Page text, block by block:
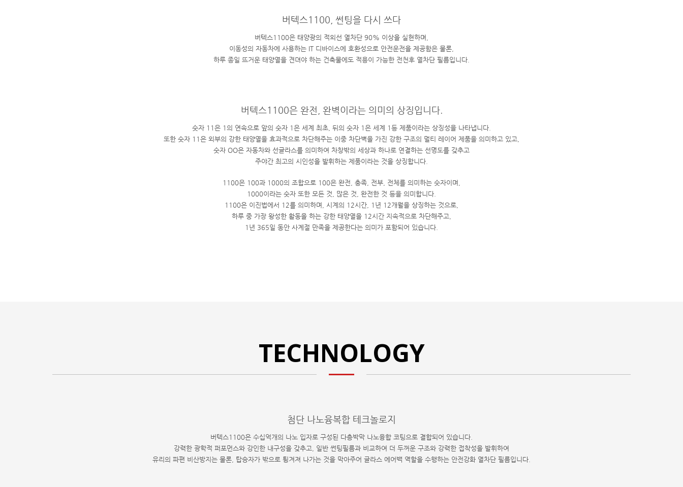
버텍스1100, 썬팅을 다시 쓰다
버텍스1100은 태양광의 적외선 열차단 90% 이상을 실현하며,
이동성의 자동차에 사용하는 IT 디바이스에 호환성으로 안전운전을 제공함은 물론,
하루 종일 뜨거운 태양열을 견뎌야 하는 건축물에도 적용이 가능한 전천후 열차단 필름입니다.
버텍스1100은 완전, 완벽이라는 의미의 상징입니다.
숫자 11은 1의 연속으로 앞의 숫자 1은 세계 최초, 뒤의 숫자 1은 세계 1등 제품이라는 상징성을 나타냅니다.
또한 숫자 11은 외부의 강한 태양열을 효과적으로 차단해주는 이중 차단벽을 가진 강한 구조의 멀티 레이어 제품을 의미하고 있고,
숫자 OO은 자동차와 선글라스를 의미하여 차창밖의 세상과 하나로 연결하는 선명도를 갖추고
주야간 최고의 시인성을 발휘하는 제품이라는 것을 상징합니다.
1100은 100과 1000의 조합으로 100은 완전, 충족, 전부, 전체를 의미하는 숫자이며,
1000이라는 숫자 또한 모든 것, 많은 것, 완전한 것 등을 의미합니다.
1100은 이진법에서 12를 의미하며, 시계의 12시간, 1년 12개월을 상징하는 것으로,
하루 중 가장 왕성한 활동을 하는 강한 태양열을 12시간 지속적으로 차단해주고,
1년 365일 동안 사계절 만족을 제공한다는 의미가 포함되어 있습니다.
TECHNOLOGY
첨단 나노융복합 테크놀로지
버텍스1100은 수십억개의 나노 입자로 구성된 다층박막 나노융합 코팅으로 결합되어 있습니다.
강력한 광학적 퍼포먼스와 강인한 내구성을 갖추고, 일반 썬팅필름과 비교하여 더 두꺼운 구조와 강력한 접착성을 발휘하여
유리의 파편 비산방지는 물론, 탑승자가 밖으로 튕겨져 나가는 것을 막아주어 글라스 에어백 역할을 수행하는 안전강화 열차단 필름입니다.